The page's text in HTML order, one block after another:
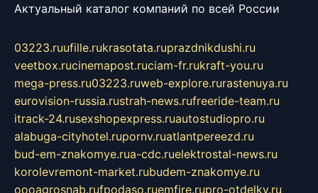
Актуальный каталог компаний по всей России
03223.ruufille.rukrasotata.ruprazdnikdushi.ru
veetbox.rucinemapost.ruciam-fr.rukraft-you.ru
mega-press.ru03223.ruweb-explore.rurastenuya.ru
eurovision-russia.rustrah-news.rufreeride-team.ru
itrack-24.rusexshopexpress.ruautostudiopro.ru
alabuga-cityhotel.rupornv.ruatlantpereezd.ru
bud-em-znakomye.rua-cdc.ruelektrostal-news.ru
korolevremont-market.rubudem-znakomye.ru
oooagrosnab.rufpodaso.ruemfire.rupro-otdelky.ru